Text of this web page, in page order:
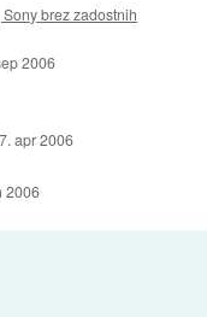
brez zadostnih
2006
7. apr 2006
2006